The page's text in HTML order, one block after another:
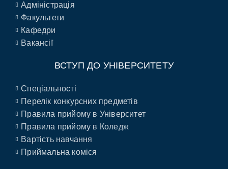
Адміністрація
Факультети
Кафедри
Вакансії
ВСТУП ДО УНІВЕРСИТЕТУ
Спеціальності
Перелік конкурсних предметів
Правила прийому в Університет
Правила прийому в Коледж
Вартість навчання
Приймальна коміся